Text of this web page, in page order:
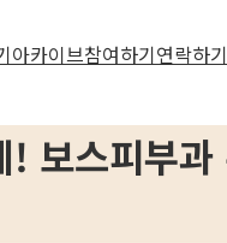
아카이브참여하기연락하기
보스피부